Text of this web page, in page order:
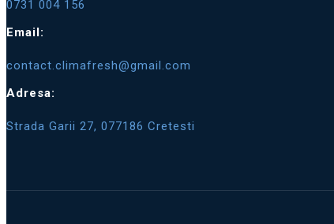
0731 004 156
Email:
contact.climafresh@gmail.com
Adresa:
Strada Garii 27, 077186 Cretesti